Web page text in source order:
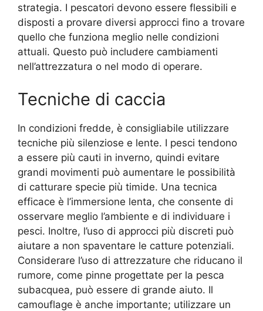
strategia. I pescatori devono essere flessibili e
disposti a provare diversi approcci fino a trovare
quello che funziona meglio nelle condizioni
attuali. Questo può includere cambiamenti
nell’attrezzatura o nel modo di operare.
Tecniche di caccia
In condizioni fredde, è consigliabile utilizzare
tecniche più silenziose e lente. I pesci tendono
a essere più cauti in inverno, quindi evitare
grandi movimenti può aumentare le possibilità
di catturare specie più timide. Una tecnica
efficace è l’immersione lenta, che consente di
osservare meglio l’ambiente e di individuare i
pesci. Inoltre, l’uso di approcci più discreti può
aiutare a non spaventare le catture potenziali.
Considerare l’uso di attrezzature che riducano il
rumore, come pinne progettate per la pesca
subacquea, può essere di grande aiuto. Il
camouflage è anche importante; utilizzare un